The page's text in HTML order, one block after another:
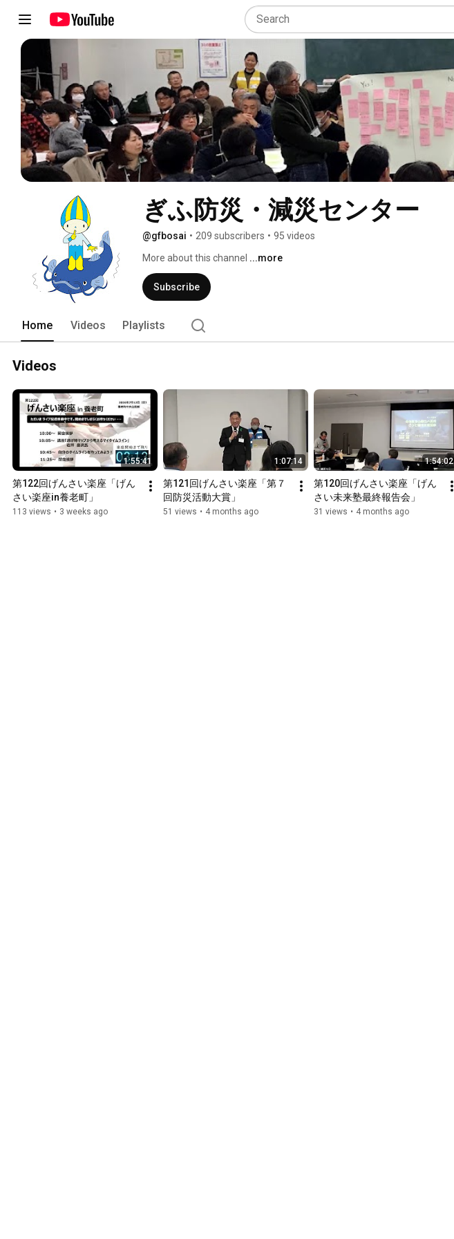
ぎふ防災・減災センター
@gfbosai • 209 subscribers • 95 videos
More about this channel ...more
Subscribe
Home Videos Playlists
Videos
1:55:41
第122回げんさい楽座「げん
さい楽座in養老町」
113 views • 3 weeks ago
1:07:14
第121回げんさい楽座「第７
回防災活動大賞」
51 views • 4 months ago
1:54:02
第120回げんさい楽座「げん
さい未来塾最終報告会」
31 views • 4 months ago